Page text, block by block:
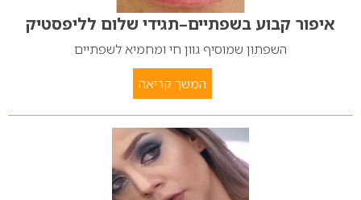
איפור קבוע בשפתיים–תגידי שלום לליפסטיק
השפתון שמוסיף גוון חי ומחמיא לשפתיים
המשך קריאה